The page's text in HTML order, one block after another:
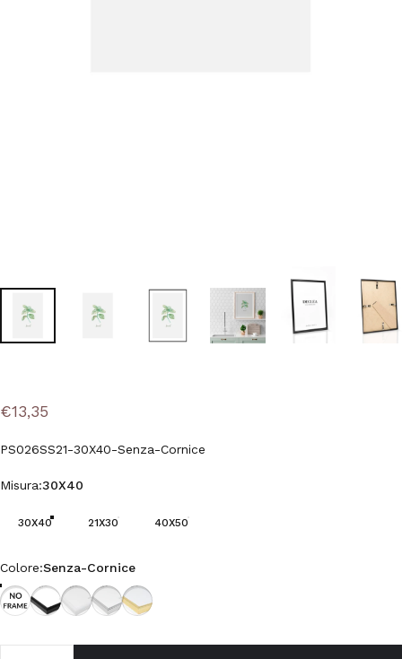
€13,35
PS026SS21-30X40-Senza-Cornice
Misura
Misura:30X40
30X40 21X30 40X50
Colore
Colore:Senza-Cornice
Senza-Cornice
Cornice-Nera
Cornice-Bianca
Cornice-Argento
Cornice-Oro